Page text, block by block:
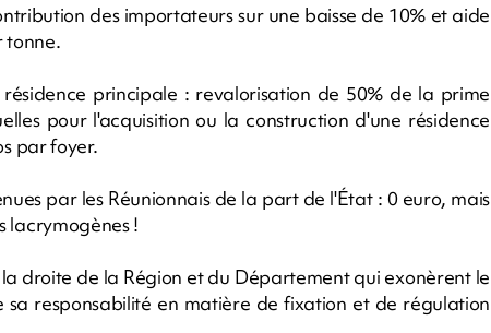
des importateurs sur une baisse de 10% et aide
tonne.
principale : revalorisation de 50% de la prime
pour l'acquisition ou la construction d'une résidence
par foyer.
par les Réunionnais de la part de l'État : 0 euro, mais
lacrymogènes !
droite de la Région et du Département qui exonèrent le
responsabilité en matière de fixation et de régulation